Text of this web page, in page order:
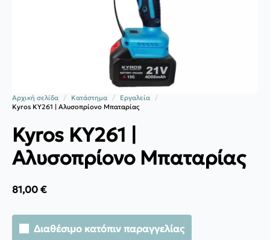
Αρχική σελίδα Κατάστημα
Εργαλεία
Kyros KY261 | Aλυσοπρίονο Μπαταρίας
Kyros KY261 |
Aλυσοπρίονο Μπαταρίας
81,00 €
Διαθέσιμο κατόπιν παραγγελίας